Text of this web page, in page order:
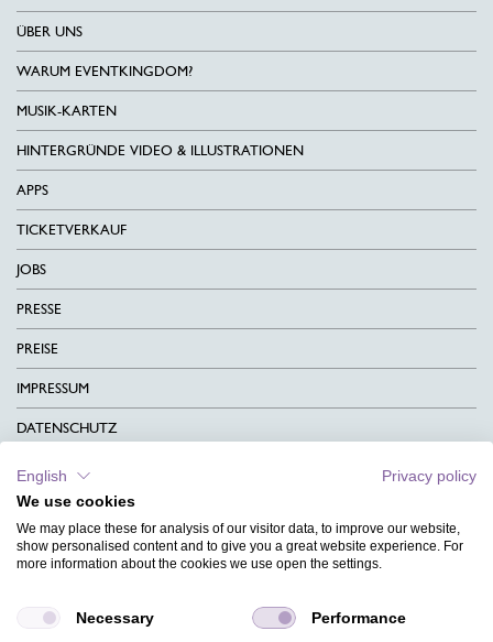
ÜBER UNS
WARUM EVENTKINGDOM?
MUSIK-KARTEN
HINTERGRÜNDE VIDEO & ILLUSTRATIONEN
APPS
TICKETVERKAUF
JOBS
PRESSE
PREISE
IMPRESSUM
DATENSCHUTZ
KONTAKT
AGB
CHARITY
MAGAZIN
English
Privacy policy
We use cookies
We may place these for analysis of our visitor data, to improve our website,
show personalised content and to give you a great website experience. For
more information about the cookies we use open the settings.
Necessary Performance